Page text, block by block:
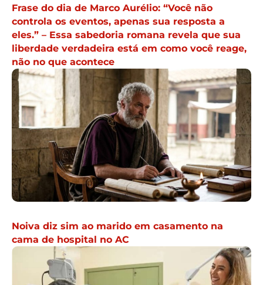
Frase do dia de Marco Aurélio: “Você não
controla os eventos, apenas sua resposta a
eles.” – Essa sabedoria romana revela que sua
liberdade verdadeira está em como você reage,
não no que acontece
Noiva diz sim ao marido em casamento na
cama de hospital no AC